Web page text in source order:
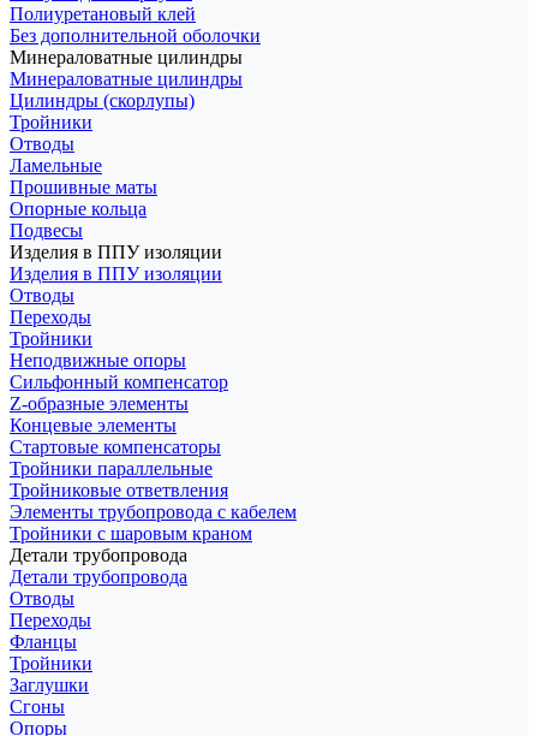
Полиуретановый клей
Без дополнительной оболочки
Минераловатные цилиндры
Минераловатные цилиндры
Цилиндры (скорлупы)
Тройники
Отводы
Ламельные
Прошивные маты
Опорные кольца
Подвесы
Изделия в ППУ изоляции
Изделия в ППУ изоляции
Отводы
Переходы
Тройники
Неподвижные опоры
Cильфонный компенсатор
Z-образные элементы
Концевые элементы
Стартовые компенсаторы
Тройники параллельные
Тройниковые ответвления
Элементы трубопровода с кабелем
Тройники с шаровым краном
Детали трубопровода
Детали трубопровода
Отводы
Переходы
Фланцы
Тройники
Заглушки
Сгоны
Опоры